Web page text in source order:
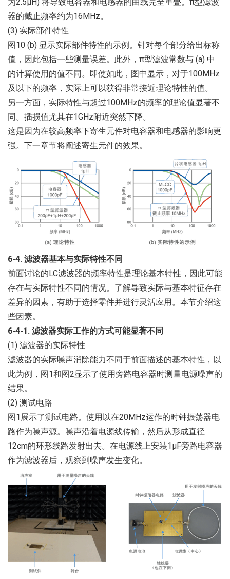
器的截止频率约为16MHz。
(3) 实际部件特性
图10 (b) 显示实际部件特性的示例。针对每个部分给出标称
值，因此包括一些测量误差。此外，π型滤波常数与 (a) 中
的计算使用的值不同。即使如此，图中显示，对于100MHz
及以下的频率，实际上可以获得非常接近理论特性的值。
另一方面，实际特性与超过100MHz的频率的理论值显著不
同。插损值尤其在1GHz附近突然下降。
这是因为在较高频率下寄生元件对电容器和电感器的影响更
强。下一章节将阐述寄生元件的效果。
6-4. 滤波器基本与实际特性不同
前面讨论的LC滤波器的频率特性是理论基本特性，因此可能
存在与实际特性不同的情况。了解导致实际与基本特征存在
差异的因素，有助于选择零件并进行灵活应用。本节介绍这
些因素。
6-4-1. 滤波器实际工作的方式可能显著不同
(1) 滤波器的实际特性
滤波器的实际噪声消除能力不同于前面描述的基本特性，以
此为例，图1和图2显示了使用旁路电容器时测量电源噪声的
结果。
(2) 测试电路
图1展示了测试电路。使用以在20MHz运作的时钟振荡器电
路作为噪声源。噪声沿着电源线传输，然后从形成直径
12cm的环形线路发射出去。在电源线上安装1μF旁路电容器
作为滤波器后，观察到噪声发生变化。